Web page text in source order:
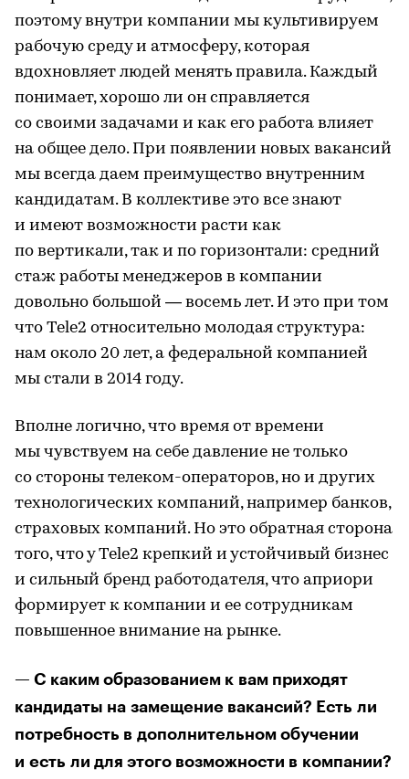
поэтому внутри компании мы культивируем
рабочую среду и атмосферу, которая
вдохновляет людей менять правила. Каждый
понимает, хорошо ли он справляется
со своими задачами и как его работа влияет
на общее дело. При появлении новых вакансий
мы всегда даем преимущество внутренним
кандидатам. В коллективе это все знают
и имеют возможности расти как
по вертикали, так и по горизонтали: средний
стаж работы менеджеров в компании
довольно большой — восемь лет. И это при том
что Tele2 относительно молодая структура:
нам около 20 лет, а федеральной компанией
мы стали в 2014 году.
Вполне логично, что время от времени
мы чувствуем на себе давление не только
со стороны телеком-операторов, но и других
технологических компаний, например банков,
страховых компаний. Но это обратная сторона
того, что у Tele2 крепкий и устойчивый бизнес
и сильный бренд работодателя, что априори
формирует к компании и ее сотрудникам
повышенное внимание на рынке.
— С каким образованием к вам приходят
кандидаты на замещение вакансий? Есть ли
потребность в дополнительном обучении
и есть ли для этого возможности в компании?